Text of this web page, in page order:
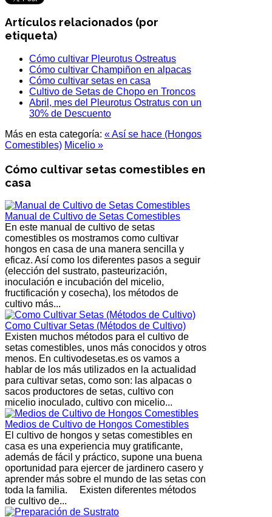
Artículos relacionados (por
etiqueta)
Cómo cultivar Pleurotus Ostreatus
Cómo cultivar Champiñon en alpacas
Cómo cultivar setas en casa
Cultivo de Setas de Chopo en Troncos
Abril, mes del Pleurotus Ostratus con un
30% de Descuento
Más en esta categoría: « Así se hace (Hongos
Comestibles) Micelio »
Cómo cultivar setas comestibles en
casa
Manual de Cultivo de Setas Comestibles
En este manual de cultivo de setas
comestibles os mostramos como cultivar
hongos en casa de una manera sencilla y
eficaz. Así como los diferentes pasos a seguir
(elección del sustrato, pasteurización,
inoculación e incubación del micelio,
fructificación y cosecha), los métodos de
cultivo más...
Como Cultivar Setas (Métodos de Cultivo)
Existen muchos métodos para el cultivo de
setas comestibles, unos más conocidos y otros
menos. En cultivodesetas.es os vamos a
hablar de los más utilizados en la actualidad
para cultivar setas, como son: las alpacas o
sacos productores de setas, cultivo con
micelio inoculado, cultivo con micelio...
Medios de Cultivo de Hongos Comestibles
El cultivo de hongos y setas comestibles en
casa es una experiencia muy gratificante,
además de fácil y práctico, supone una buena
oportunidad para ejercer de jardinero casero y
aprender más sobre el mundo de las setas con
toda la familia. Existen diferentes métodos
de cultivo de...